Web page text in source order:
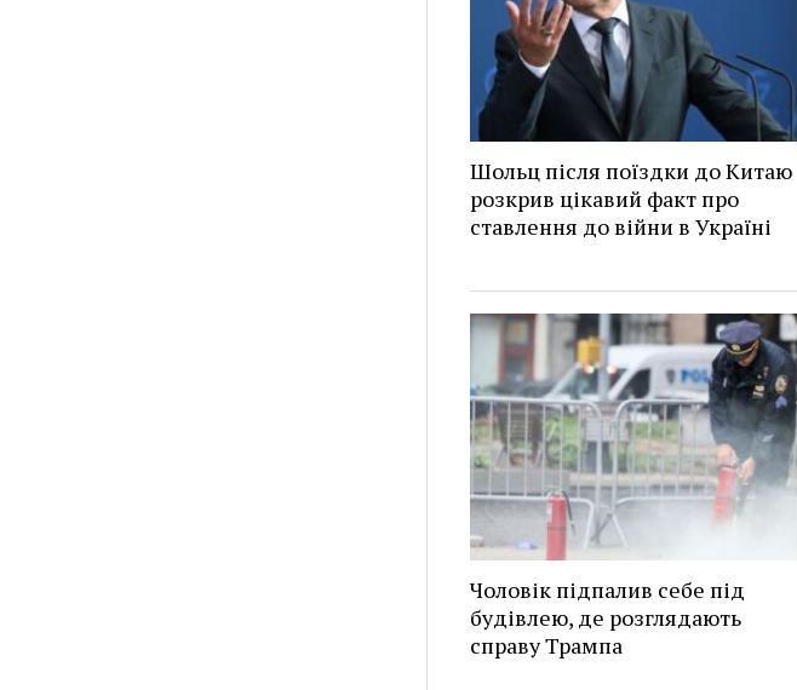
Шольц після поїздки до Китаю
розкрив цікавий факт про
ставлення до війни в Україні
Чоловік підпалив себе під
будівлею, де розглядають
справу Трампа